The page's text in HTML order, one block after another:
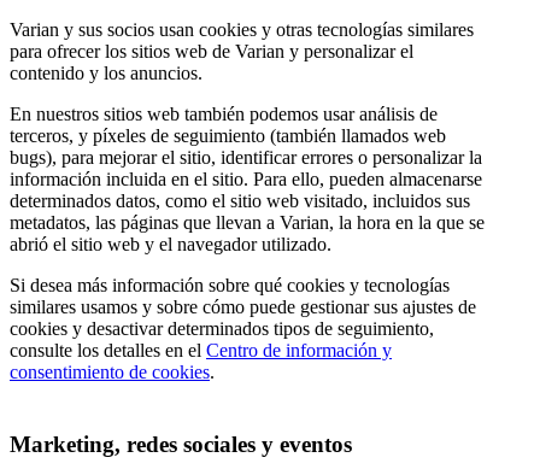
Varian y sus socios usan cookies y otras tecnologías similares
para ofrecer los sitios web de Varian y personalizar el
contenido y los anuncios.
En nuestros sitios web también podemos usar análisis de
terceros, y píxeles de seguimiento (también llamados web
bugs), para mejorar el sitio, identificar errores o personalizar la
información incluida en el sitio. Para ello, pueden almacenarse
determinados datos, como el sitio web visitado, incluidos sus
metadatos, las páginas que llevan a Varian, la hora en la que se
abrió el sitio web y el navegador utilizado.
Si desea más información sobre qué cookies y tecnologías
similares usamos y sobre cómo puede gestionar sus ajustes de
cookies y desactivar determinados tipos de seguimiento,
consulte los detalles en el Centro de información y
consentimiento de cookies.
Marketing, redes sociales y eventos